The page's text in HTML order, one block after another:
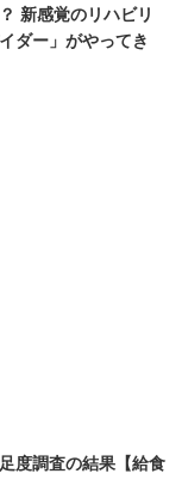
新感覚のリハビリ
ダー」がやってき
度調査の結果【給食